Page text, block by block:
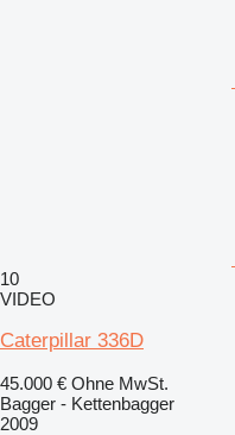
10
VIDEO
Caterpillar 336D
45.000 € Ohne MwSt.
Bagger - Kettenbagger
2009